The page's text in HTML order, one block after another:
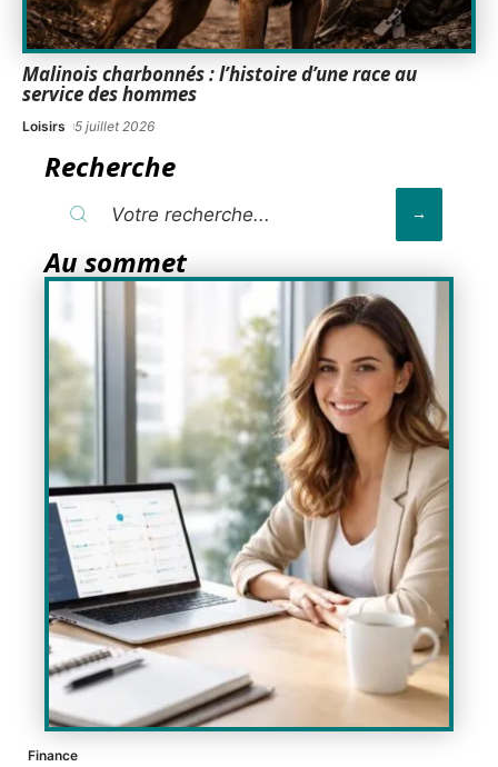
Malinois charbonnés : l’histoire d’une race au
service des hommes
Loisirs 5 juillet 2026
Recherche
Au sommet
Finance